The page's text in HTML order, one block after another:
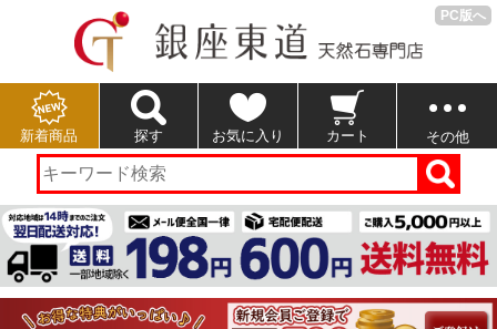
PC版へ
新着商品 探す お気に入り カート その他